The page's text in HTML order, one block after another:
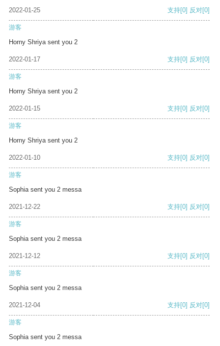
2022-01-25 支持[0] 反对[0]
游客
Horny Shriya sent you 2
2022-01-17 支持[0] 反对[0]
游客
Horny Shriya sent you 2
2022-01-15 支持[0] 反对[0]
游客
Horny Shriya sent you 2
2022-01-10 支持[0] 反对[0]
游客
Sophia sent you 2 messa
2021-12-22 支持[0] 反对[0]
游客
Sophia sent you 2 messa
2021-12-12 支持[0] 反对[0]
游客
Sophia sent you 2 messa
2021-12-04 支持[0] 反对[0]
游客
Sophia sent you 2 messa